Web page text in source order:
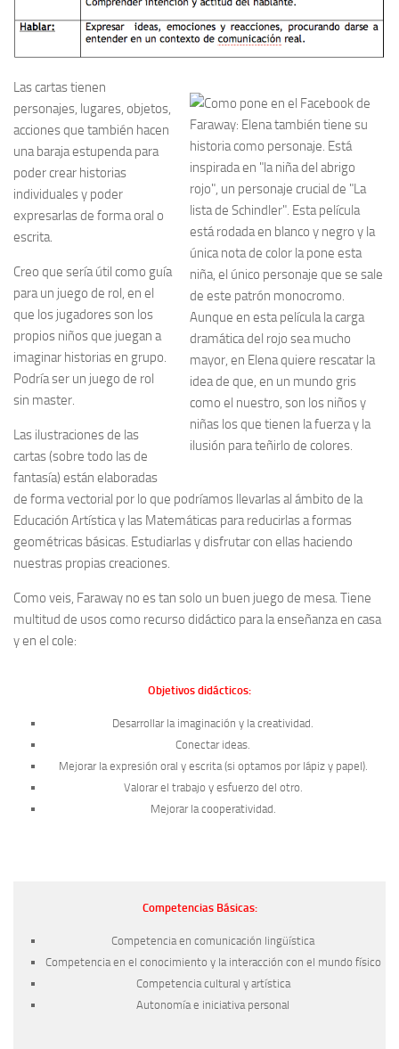
Las cartas tienen
personajes, lugares, objetos,
acciones que también hacen
una baraja estupenda para
poder crear historias
individuales y poder
expresarlas de forma oral o
escrita.
Creo que sería útil como guía
para un juego de rol, en el
que los jugadores son los
propios niños que juegan a
imaginar historias en grupo.
Podría ser un juego de rol
sin master.
Las ilustraciones de las
cartas (sobre todo las de
fantasía) están elaboradas
de forma vectorial por lo que podríamos llevarlas al ámbito de la
Educación Artística y las Matemáticas para reducirlas a formas
geométricas básicas. Estudiarlas y disfrutar con ellas haciendo
nuestras propias creaciones.
Como veis, Faraway no es tan solo un buen juego de mesa. Tiene
multitud de usos como recurso didáctico para la enseñanza en casa
y en el cole:
Objetivos didácticos:
Desarrollar la imaginación y la creatividad.
Conectar ideas.
Mejorar la expresión oral y escrita (si optamos por lápiz y papel).
Valorar el trabajo y esfuerzo del otro.
Mejorar la cooperatividad.
Competencias Básicas:
Competencia en comunicación lingüística
Competencia en el conocimiento y la interacción con el mundo físico
Competencia cultural y artística
Autonomía e iniciativa personal